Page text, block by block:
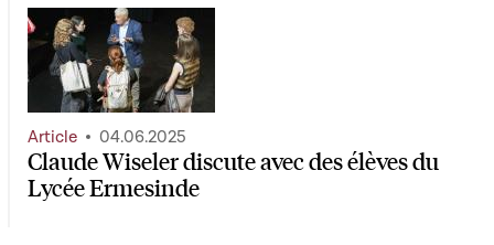
Claude Wiseler discute avec des élèves du
Lycée Ermesinde
Article 04.06.2025